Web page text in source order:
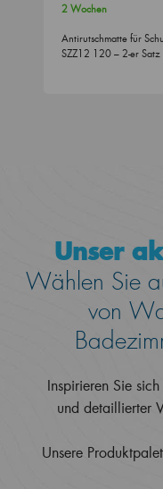
2 Wochen
Antirutschmatte für
SZZ12 120 – 2-er Satz
Unser
Wählen Sie
von
Inspirieren Sie
und detaillierter
Unsere